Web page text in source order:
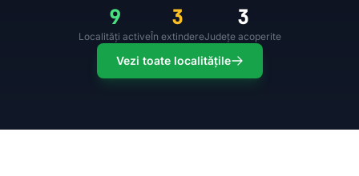
9
Localități active
3
În extindere
3
Județe acoperite
Vezi toate localitățile